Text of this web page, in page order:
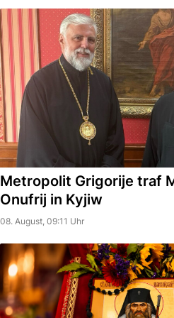
Metropolit Grigorije traf
Onufrij in Kyjiw
08. August, 09:11 Uhr